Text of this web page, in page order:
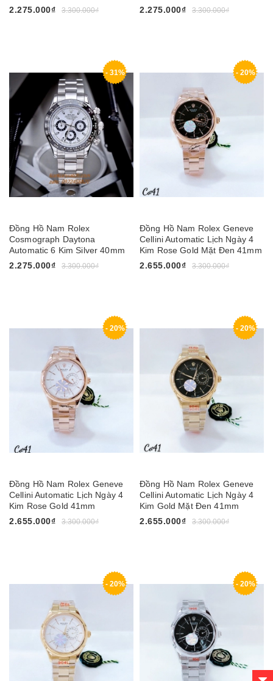
2.275.000₫
3.300.000₫
2.275.000₫
3.300.000₫
- 31%
Đồng Hồ Nam Rolex
Cosmograph Daytona
Automatic 6 Kim Silver 40mm
2.275.000₫
3.300.000₫
- 20%
Đồng Hồ Nam Rolex Geneve
Cellini Automatic Lịch Ngày 4
Kim Rose Gold Mặt Đen 41mm
2.655.000₫
3.300.000₫
- 20%
Đồng Hồ Nam Rolex Geneve
Cellini Automatic Lịch Ngày 4
Kim Rose Gold 41mm
2.655.000₫
3.300.000₫
- 20%
Đồng Hồ Nam Rolex Geneve
Cellini Automatic Lịch Ngày 4
Kim Gold Mặt Đen 41mm
2.655.000₫
3.300.000₫
- 20% - 20%